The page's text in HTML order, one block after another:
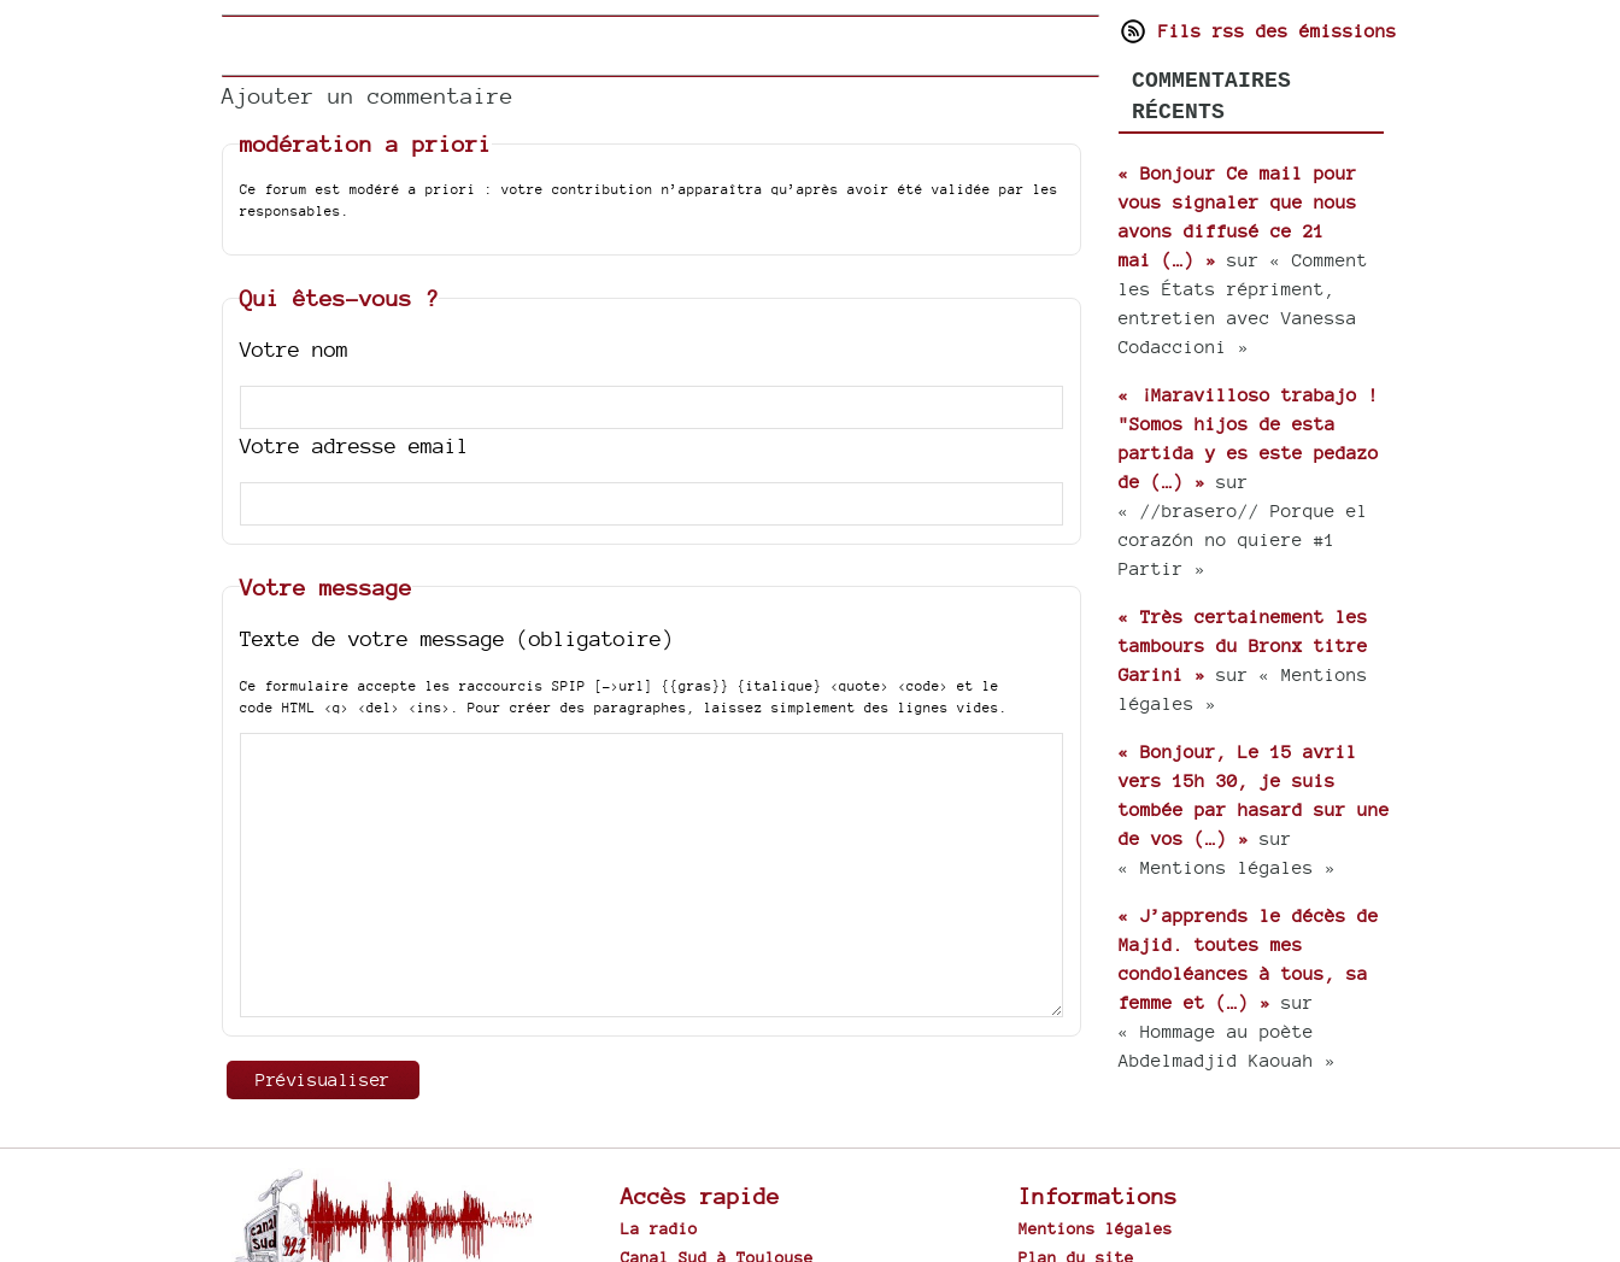
Ajouter un commentaire
modération a priori
Ce forum est modéré a priori : votre contribution n’apparaîtra qu’après avoir été validée par les
responsables.
Qui êtes-vous ?
Votre nom
Votre adresse email
Votre message
Texte de votre message (obligatoire)
Ce formulaire accepte les raccourcis SPIP [->url] {{gras}} {italique} <quote> <code>
et le
code HTML <q> <del> <ins> . Pour créer des paragraphes, laissez simplement des lignes vides.
Fils rss des émissions
COMMENTAIRES
RÉCENTS
« Bonjour Ce mail pour
vous signaler que nous
avons diffusé ce 21
mai (…) » sur « Comment
les États répriment,
entretien avec Vanessa
Codaccioni »
« ¡Maravilloso trabajo !
"Somos hijos de esta
partida y es este pedazo
de (…) » sur
« //brasero// Porque el
corazón no quiere #1
Partir »
« Très certainement les
tambours du Bronx titre
Garini » sur « Mentions
légales »
« Bonjour, Le 15 avril
vers 15h 30, je suis
tombée par hasard sur une
de vos (…) » sur
« Mentions légales »
« J’apprends le décès de
Majid. toutes mes
condoléances à tous, sa
femme et (…) » sur
« Hommage au poète
Abdelmadjid Kaouah »
Accès rapide
La radio
Canal Sud à Toulouse
Informations
Mentions légales
Plan du site